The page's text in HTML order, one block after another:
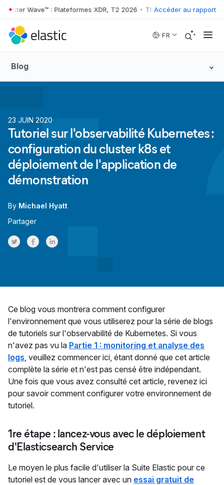
Skip to main content
Wave™ : Plateformes XDR, T2 2026 • The Forrester Wave™ :
Accéder au rapport
FR
Blog
23 JUIN 2020
Tutoriel sur l'observabilité Kubernetes :
configuration du cluster k8s et
déploiement de l'application de
démonstration
By Michael Hyatt
Partager
Share on Twitter
Share on Facebook
Share on LinkedInr
Ce blog vous montrera comment configurer
l'environnement que vous utiliserez pour la série de blogs
de tutoriels sur l'observabilité de Kubernetes. Si vous
n'avez pas vu la Partie 1 : monitoring et analyse des
logs, veuillez commencer ici, étant donné que cet article
complète la série et n'est pas censé être indépendant.
Une fois que vous avez consulté cet article, revenez ici
pour savoir comment configurer votre environnement de
tutoriel.
1re étape : lancez-vous avec le déploiement
d'Elasticsearch Service
Le moyen le plus facile d'utiliser la Suite Elastic pour ce
tutoriel est de vous lancer avec un essai gratuit de